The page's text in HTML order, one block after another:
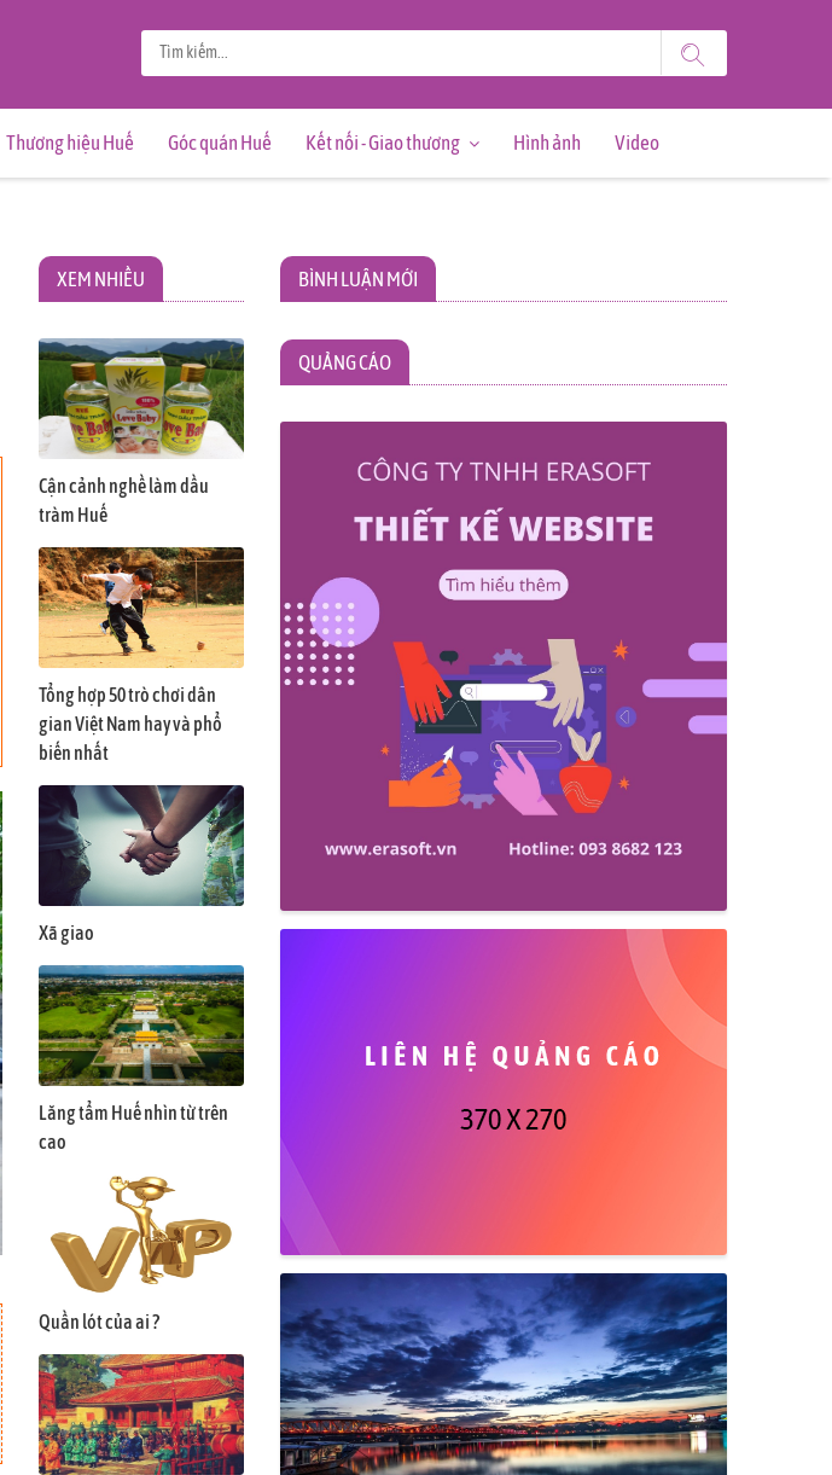
Thương hiệu Huế Góc quán Huế Kết nối - Giao thương Hình ảnh Video
XEM NHIỀU
Cận cảnh nghề làm dầu
tràm Huế
Tổng hợp 50 trò chơi dân
gian Việt Nam hay và phổ
biến nhất
Xã giao
Lăng tẩm Huế nhìn từ trên
cao
Quần lót của ai ?
BÌNH LUẬN MỚI
QUẢNG CÁO